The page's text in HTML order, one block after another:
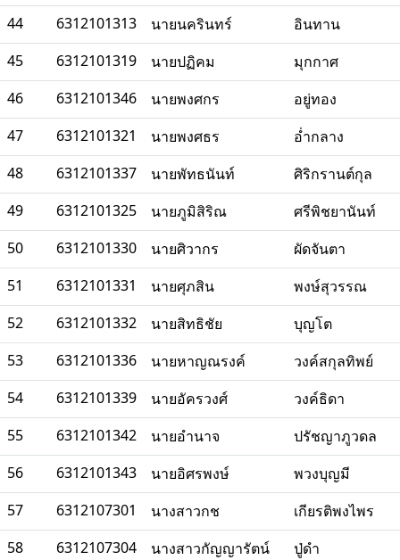
44
6312101313 นายนครินทร์
อินทาน
45
6312101319 นายปฏิคม
มุกกาศ
46
6312101346 นายพงศกร
อยู่ทอง
47
6312101321 นายพงศธร
อ่ำกลาง
48
6312101337 นายพัทธนันท์
ศิริกรานต์กุล
49
6312101325 นายภูมิสิริณ
ศรีพิชยานันท์
50
6312101330 นายศิวากร
ผัดจันตา
51
6312101331 นายศุภสิน
พงษ์สุวรรณ
52
6312101332 นายสิทธิชัย
บุญโต
53
6312101336 นายหาญณรงค์
วงค์สกุลทิพย์
54
6312101339 นายอัครวงศ์
วงค์ธิดา
55
6312101342 นายอำนาจ
ปรัชญาภูวดล
56
6312101343 นายอิศรพงษ์
พวงบุญมี
57
6312107301 นางสาวกช
เกียรติพงไพร
58
6312107304 นางสาวกัญญารัตน์
ปู่ดำ